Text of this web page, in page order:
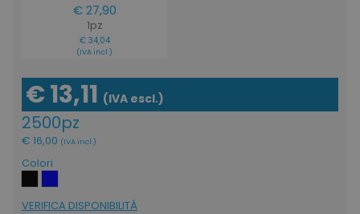
€ 27,90
1pz
€ 34,04
(IVA incl.)
€ 13,11 (IVA escl.)
2500pz
€ 16,00 (IVA incl.)
Colori
VERIFICA DISPONIBILITÁ